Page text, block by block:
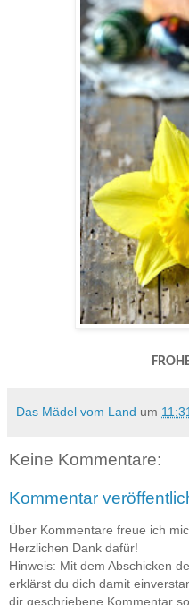
Das Mädel vom Land um
Keine Kommentare:
Kommentar
Über Kommentare freue ich
Herzlichen Dank dafür!
Hinweis: Mit dem Abschicken
erklärst du dich damit
dir geschriebene Kommentar